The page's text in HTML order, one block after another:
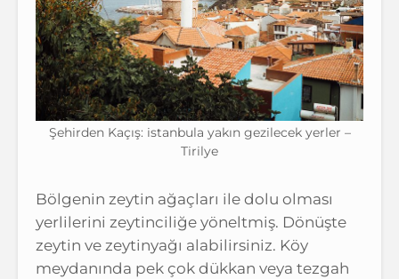
Şehirden Kaçış: istanbula yakın gezilecek yerler –
Tirilye
Bölgenin zeytin ağaçları ile dolu olması
yerlilerini zeytinciliğe yöneltmiş. Dönüşte
zeytin ve zeytinyağı alabilirsiniz. Köy
meydanında pek çok dükkan veya tezgah